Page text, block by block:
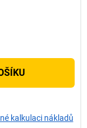
kalkulaci nákladů